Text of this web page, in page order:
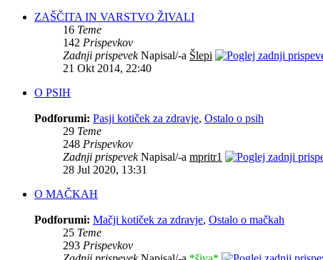
ZAŠČITA IN VARSTVO ŽIVALI
16 Teme
142 Prispevkov
Zadnji prispevekNapisal/-a Šlepi
21 Okt 2014, 22:40
O PSIH
Podforumi: Pasji kotiček za zdravje, Ostalo o psih
29 Teme
248 Prispevkov
Zadnji prispevekNapisal/-a mpritr1
28 Jul 2020, 13:31
O MAČKAH
Podforumi: Mačji kotiček za zdravje, Ostalo o mačkah
25 Teme
293 Prispevkov